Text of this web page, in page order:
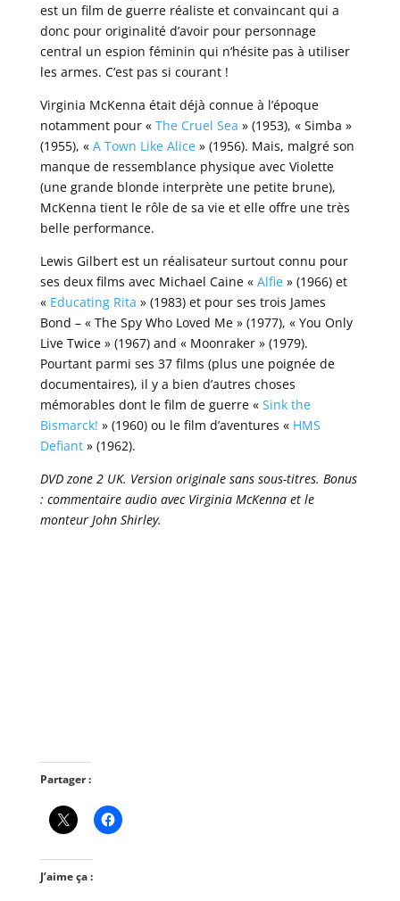
est un film de guerre réaliste et convaincant qui a
donc pour originalité d’avoir pour personnage
central un espion féminin qui n’hésite pas à utiliser
les armes. C’est pas si courant !
Virginia McKenna était déjà connue à l’époque
notamment pour « The Cruel Sea » (1953), « Simba »
(1955), « A Town Like Alice» (1956). Mais, malgré son
manque de ressemblance physique avec Violette
(une grande blonde interprète une petite brune),
McKenna tient le rôle de sa vie et elle offre une très
belle performance.
Lewis Gilbert est un réalisateur surtout connu pour
ses deux films avec Michael Caine « Alfie» (1966) et
« Educating Rita » (1983) et pour ses trois James
Bond – « The Spy Who Loved Me » (1977), « You Only
Live Twice » (1967) and « Moonraker » (1979).
Pourtant parmi ses 37 films (plus une poignée de
documentaires), il y a bien d’autres choses
mémorables dont le film de guerre « Sink the
Bismarck! » (1960) ou le film d’aventures « HMS
Defiant» (1962).
DVD zone 2 UK. Version originale sans sous-titres. Bonus
: commentaire audio avec Virginia McKenna et le
monteur John Shirley.
Partager :
J’aime ça :